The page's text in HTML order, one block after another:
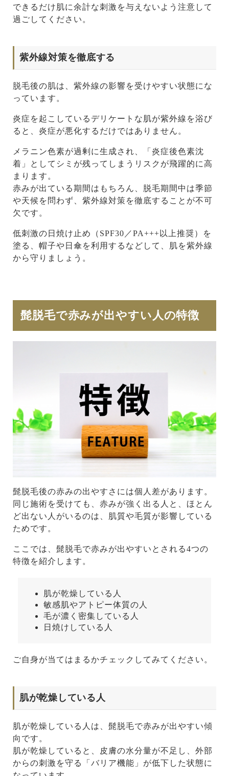
できるだけ肌に余計な刺激を与えないよう注意して
過ごしてください。
紫外線対策を徹底する
脱毛後の肌は、紫外線の影響を受けやすい状態にな
っています。
炎症を起こしているデリケートな肌が紫外線を浴び
ると、炎症が悪化するだけではありません。
メラニン色素が過剰に生成され、「炎症後色素沈
着」としてシミが残ってしまうリスクが飛躍的に高
まります。
赤みが出ている期間はもちろん、脱毛期間中は季節
や天候を問わず、紫外線対策を徹底することが不可
欠です。
低刺激の日焼け止め（SPF30／PA+++以上推奨）を
塗る、帽子や日傘を利用するなどして、肌を紫外線
から守りましょう。
髭脱毛で赤みが出やすい人の特徴
髭脱毛後の赤みの出やすさには個人差があります。
同じ施術を受けても、赤みが強く出る人と、ほとん
ど出ない人がいるのは、肌質や毛質が影響している
ためです。
ここでは、髭脱毛で赤みが出やすいとされる4つの
特徴を紹介します。
肌が乾燥している人
敏感肌やアトピー体質の人
毛が濃く密集している人
日焼けしている人
ご自身が当てはまるかチェックしてみてください。
肌が乾燥している人
肌が乾燥している人は、髭脱毛で赤みが出やすい傾
向です。
肌が乾燥していると、皮膚の水分量が不足し、外部
からの刺激を守る「バリア機能」が低下した状態に